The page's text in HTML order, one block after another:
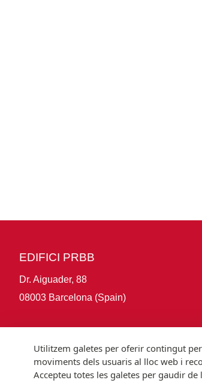
EDIFICI PRBB
Dr. Aiguader, 88
08003 Barcelona (Spain)
Utilitzem galetes per oferir contingut
moviments dels usuaris al lloc web i
Accepteu totes les galetes per gaudir